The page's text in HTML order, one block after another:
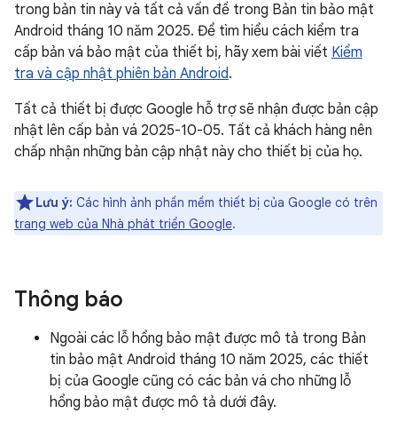
trong bản tin này và tất cả vấn đề trong Bản tin bảo mật
Android tháng 10 năm 2025. Để tìm hiểu cách kiểm tra
cấp bản vá bảo mật của thiết bị, hãy xem bài viết Kiểm
tra và cập nhật phiên bản Android.
Tất cả thiết bị được Google hỗ trợ sẽ nhận được bản cập
nhật lên cấp bản vá 2025-10-05. Tất cả khách hàng nên
chấp nhận những bản cập nhật này cho thiết bị của họ.
Lưu ý: Các hình ảnh phần mềm thiết bị của Google có trên
trang web của Nhà phát triển Google.
Thông báo
Ngoài các lỗ hổng bảo mật được mô tả trong Bản
tin bảo mật Android tháng 10 năm 2025, các thiết
bị của Google cũng có các bản vá cho những lỗ
hổng bảo mật được mô tả dưới đây.